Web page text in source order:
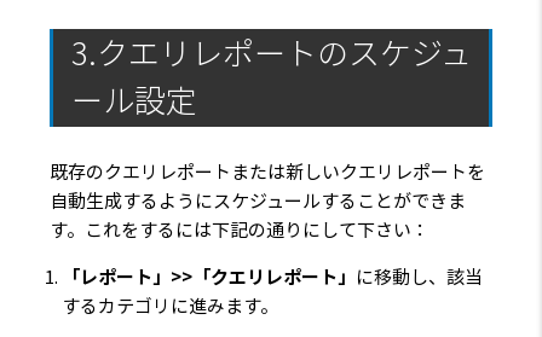
3.クエリレポートのスケジュ
ール設定
既存のクエリレポートまたは新しいクエリレポートを
自動生成するようにスケジュールすることができま
す。これをするには下記の通りにして下さい：
「レポート」>>「クエリレポート」 に移動し、該当
するカテゴリに進みます。